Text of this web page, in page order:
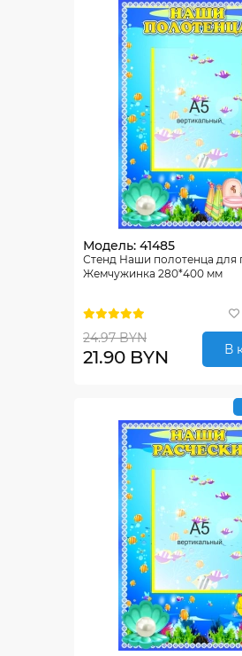
Модель: 41485
Стенд Наши полотенца для
Жемчужинка 280*400 мм
24.97 BYN
21.90 BYN В